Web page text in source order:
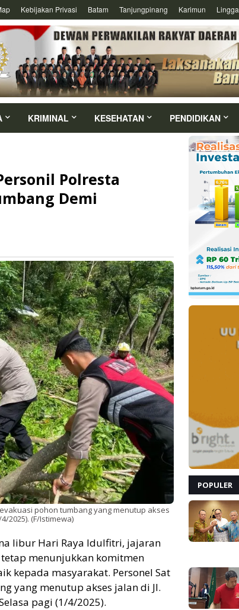
Kebijakan Privasi Batam Tanjungpinang Karimun Lingga
KRIMINAL KESEHATAN PENDIDIKAN
Polresta
Demi
pohon tumbang yang menutup akses
2025). (F/Istimewa)
libur Hari Raya Idulfitri, jajaran
menunjukkan komitmen
kepada masyarakat. Personel Sat
yang menutup akses jalan di Jl.
pagi (1/4/2025).
POPULER